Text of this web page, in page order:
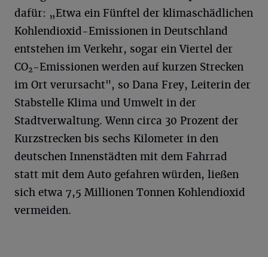
dafür: „Etwa ein Fünftel der klimaschädlichen
Kohlendioxid-Emissionen in Deutschland
entstehen im Verkehr, sogar ein Viertel der
CO2-Emissionen werden auf kurzen Strecken
im Ort verursacht", so Dana Frey, Leiterin der
Stabstelle Klima und Umwelt in der
Stadtverwaltung. Wenn circa 30 Prozent der
Kurzstrecken bis sechs Kilometer in den
deutschen Innenstädten mit dem Fahrrad
statt mit dem Auto gefahren würden, ließen
sich etwa 7,5 Millionen Tonnen Kohlendioxid
vermeiden.